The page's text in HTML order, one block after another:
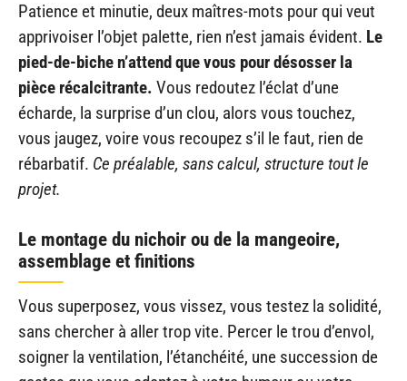
Patience et minutie, deux maîtres-mots pour qui veut
apprivoiser l’objet palette, rien n’est jamais évident. Le
pied-de-biche n’attend que vous pour désosser la
pièce récalcitrante. Vous redoutez l’éclat d’une
écharde, la surprise d’un clou, alors vous touchez,
vous jaugez, voire vous recoupez s’il le faut, rien de
rébarbatif. Ce préalable, sans calcul, structure tout le
projet.
Le montage du nichoir ou de la mangeoire,
assemblage et finitions
Vous superposez, vous vissez, vous testez la solidité,
sans chercher à aller trop vite. Percer le trou d’envol,
soigner la ventilation, l’étanchéité, une succession de